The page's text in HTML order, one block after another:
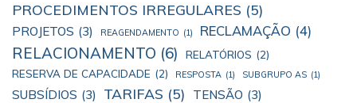
PROCEDIMENTOS IRREGULARES (5)
PROJETOS (3) REAGENDAMENTO (1) RECLAMAÇÃO (4)
RELACIONAMENTO (6) RELATÓRIOS (2)
RESERVA DE CAPACIDADE (2) RESPOSTA (1) SUBGRUPO AS (1)
SUBSÍDIOS (3) TARIFAS (5) TENSÃO (3)